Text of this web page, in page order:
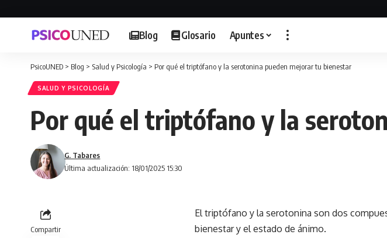
Blog Glosario Apuntes
PsicoUNED > Blog > Salud y Psicología > Por qué el triptófano y la serotonina pueden mejorar tu bienestar
SALUD Y PSICOLOGÍA
Por qué el triptófano y la
Última actualización: 18/01/2025 15:30
G. Tabares
Compartir
El triptófano y la serotonina son dos
bienestar y el estado de ánimo.